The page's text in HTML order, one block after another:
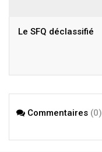
Le SFQ déclassifié
Commentaires (0)